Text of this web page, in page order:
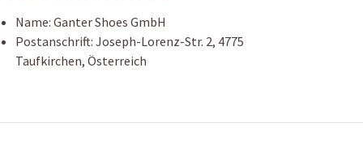
Name: Ganter Shoes GmbH
Postanschrift: Joseph-Lorenz-Str. 2, 4775
Taufkirchen, Österreich